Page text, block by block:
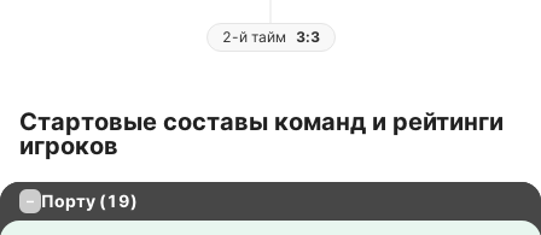
2-й тайм 3:3
Стартовые составы команд и рейтинги
игроков
– Порту (19)